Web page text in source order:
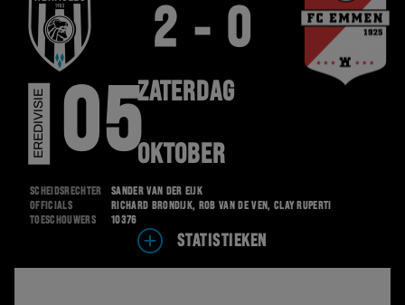
EREDIVISIE 05ZATERDAG
OKTOBER
2 - 0
Scheidsrechter
Sander van der Eijk
Officials
Richard Brondijk, Rob van de Ven, Clay Ruperti
Toeschouwers
10376
STATISTIEKEN